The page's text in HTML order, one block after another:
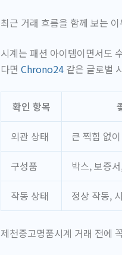
최근 거래 흐름을 함께 보는 이
시계는 패션 아이템이면서도
다면 Chrono24 같은 글로벌
확인 항목
외관 상태 큰 찍힘 없
구성품 박스, 보증
작동 상태 정상 작동,
제천중고명품시계 거래 전에